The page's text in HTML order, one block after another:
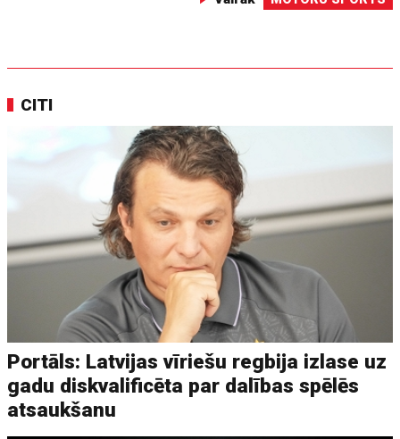
CITI
Portāls: Latvijas vīriešu regbija izlase uz
gadu diskvalificēta par dalības spēlēs
atsaukšanu